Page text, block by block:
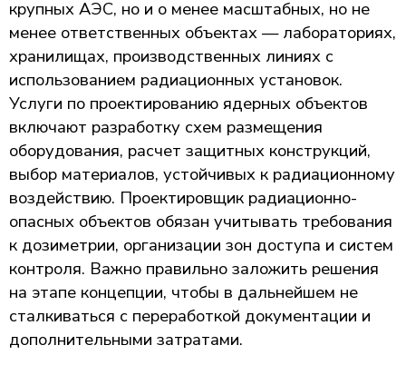
крупных АЭС, но и о менее масштабных, но не
менее ответственных объектах — лабораториях,
хранилищах, производственных линиях с
использованием радиационных установок.
Услуги по проектированию ядерных объектов
включают разработку схем размещения
оборудования, расчет защитных конструкций,
выбор материалов, устойчивых к радиационному
воздействию. Проектировщик радиационно-
опасных объектов обязан учитывать требования
к дозиметрии, организации зон доступа и систем
контроля. Важно правильно заложить решения
на этапе концепции, чтобы в дальнейшем не
сталкиваться с переработкой документации и
дополнительными затратами.